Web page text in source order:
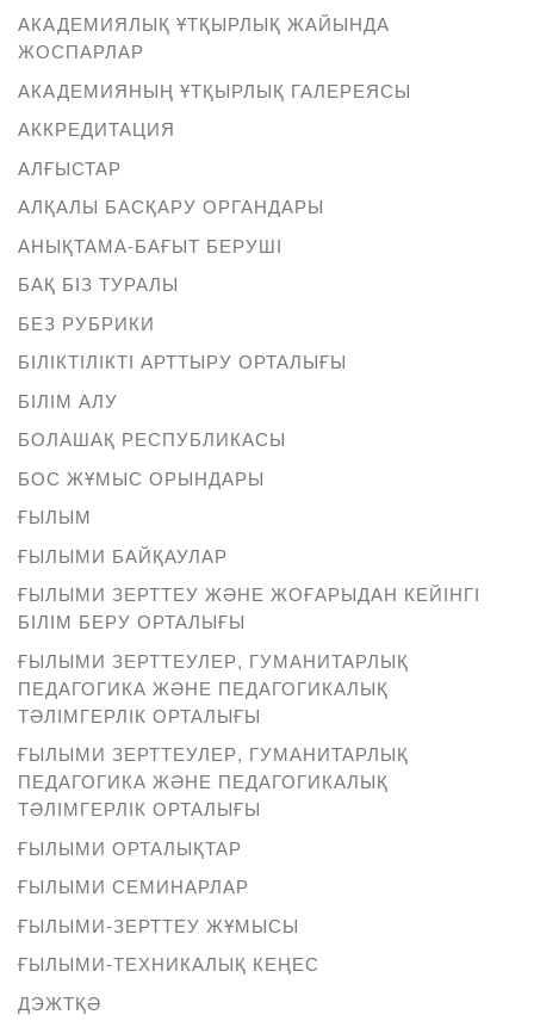
АКАДЕМИЯЛЫҚ ҰТҚЫРЛЫҚ ЖАЙЫНДА
ЖОСПАРЛАР
АКАДЕМИЯНЫҢ ҰТҚЫРЛЫҚ ГАЛЕРЕЯСЫ
АККРЕДИТАЦИЯ
АЛҒЫСТАР
АЛҚАЛЫ БАСҚАРУ ОРГАНДАРЫ
АНЫҚТАМА-БАҒЫТ БЕРУШІ
БАҚ БІЗ ТУРАЛЫ
БЕЗ РУБРИКИ
БІЛІКТІЛІКТІ АРТТЫРУ ОРТАЛЫҒЫ
БІЛІМ АЛУ
БОЛАШАҚ РЕСПУБЛИКАСЫ
БОС ЖҰМЫС ОРЫНДАРЫ
ҒЫЛЫМ
ҒЫЛЫМИ БАЙҚАУЛАР
ҒЫЛЫМИ ЗЕРТТЕУ ЖӘНЕ ЖОҒАРЫДАН КЕЙІНГІ
БІЛІМ БЕРУ ОРТАЛЫҒЫ
ҒЫЛЫМИ ЗЕРТТЕУЛЕР, ГУМАНИТАРЛЫҚ
ПЕДАГОГИКА ЖӘНЕ ПЕДАГОГИКАЛЫҚ
ТӘЛІМГЕРЛІК ОРТАЛЫҒЫ
ҒЫЛЫМИ ЗЕРТТЕУЛЕР, ГУМАНИТАРЛЫҚ
ПЕДАГОГИКА ЖӘНЕ ПЕДАГОГИКАЛЫҚ
ТӘЛІМГЕРЛІК ОРТАЛЫҒЫ
ҒЫЛЫМИ ОРТАЛЫҚТАР
ҒЫЛЫМИ СЕМИНАРЛАР
ҒЫЛЫМИ-ЗЕРТТЕУ ЖҰМЫСЫ
ҒЫЛЫМИ-ТЕХНИКАЛЫҚ КЕҢЕС
ДЭЖТҚӘ